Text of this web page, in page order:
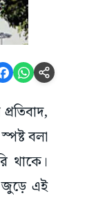
বলা
থাকে।
জুড়ে এই